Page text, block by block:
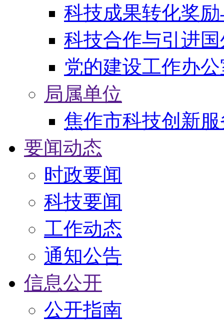
科技成果转化奖
科技合作与引进
党的建设工作办
局属单位
焦作市科技创新
要闻动态
时政要闻
科技要闻
工作动态
通知公告
信息公开
公开指南